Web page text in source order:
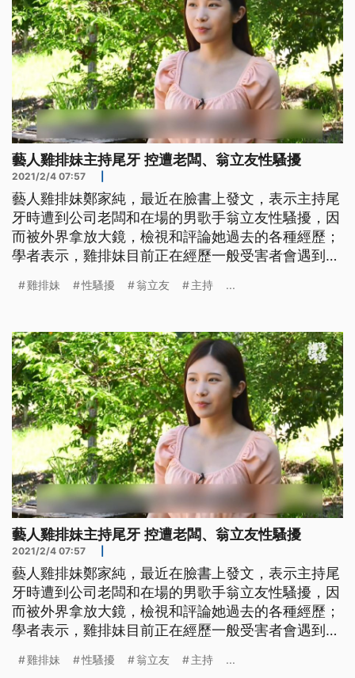
藝人雞排妹主持尾牙 控遭老闆、翁立友性騷擾
2021/2/4 07:57
藝人雞排妹鄭家純，最近在臉書上發文，表示主持尾
牙時遭到公司老闆和在場的男歌手翁立友性騷擾，因
而被外界拿放大鏡，檢視和評論她過去的各種經歷；
學者表示，雞排妹目前正在經歷一般受害者會遇到的
敢。 藝人雞排妹鄭家純在網路上指控，在主持尾牙
排妹表示，公司老闆在喝了酒之後，說出許多不禮貌
的言論。 包括「妳單身喔，雖然
雞排妹 性騷擾 翁立友 主持 ...
藝人雞排妹主持尾牙 控遭老闆、翁立友性騷擾
2021/2/4 07:57
藝人雞排妹鄭家純，最近在臉書上發文，表示主持尾
牙時遭到公司老闆和在場的男歌手翁立友性騷擾，因
而被外界拿放大鏡，檢視和評論她過去的各種經歷；
學者表示，雞排妹目前正在經歷一般受害者會遇到的
敢。 藝人雞排妹鄭家純在網路上指控，在主持尾牙
雞排妹 性騷擾 翁立友 主持 ...